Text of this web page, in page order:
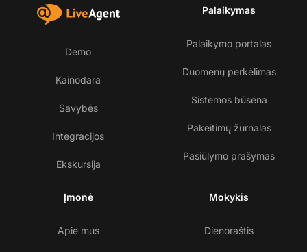
Demo
Kainodara
Savybės
Integracijos
Ekskursija
Palaikymas
Palaikymo portalas
Duomenų perkėlimas
Sistemos būsena
Pakeitimų žurnalas
Pasiūlymo prašymas
Įmonė
Apie mus
Mokykis
Dienoraštis